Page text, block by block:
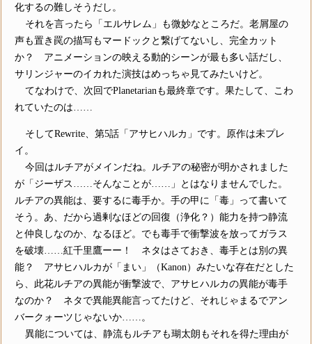
化するの難しそうだし。
それを言ったら「エルサレム」も微妙なところだ。老屑屋の
声も置き罠の描写もマードックと繋げてないし、完全カット
か？ アニメーションの映える動的シーンが最も多い話だし、
サリンジャーのイカれた演技はめっちゃ見てみたいけど。
てなわけで、次回でPlanetarianも最終章です。果たして、こわ
れていたのは……
そしてRewrite、第5話「アサヒハルカ」です。原作は未プレ
イ。
今回はルチアがメインだね。ルチアの秘密が明かされました
が「ジーザス……そんなことが……」とはなりませんでした。
ルチアの異能は、要するに毒手か。手の甲に「毒」って書いて
そう。あ、だから過剰なほどの回復（浄化？）能力を持つ静流
と仲良しなのか、なるほど。でも毒手で衝撃波を放ってガラス
を破壊……紅千里鷹ーー！ ネタはさておき、毒手とは別の異
能？ アサヒハルカが「まい」（Kanon）みたいな存在だとした
ら、此花ルチアの異能が衝撃波で、アサヒハルカの異能が毒手
なのか？ ネタで異能異能言ってたけど、それじゃまるでアン
バークォーツじゃないか……。
異能については、静流もルチアも瑚太朗もそれを得た理由が